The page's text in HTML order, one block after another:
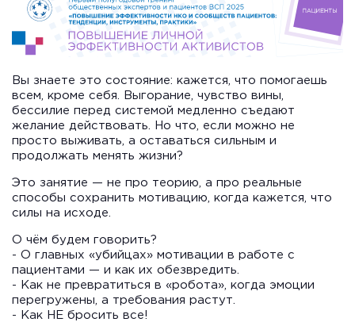
Вы знаете это состояние: кажется, что помогаешь
всем, кроме себя. Выгорание, чувство вины,
бессилие перед системой медленно съедают
желание действовать. Но что, если можно не
просто выживать, а оставаться сильным и
продолжать менять жизни?
Это занятие — не про теорию, а про реальные
способы сохранить мотивацию, когда кажется, что
силы на исходе.
О чём будем говорить?
- О главных «убийцах» мотивации в работе с
пациентами — и как их обезвредить.
- Как не превратиться в «робота», когда эмоции
перегружены, а требования растут.
- Как НЕ бросить все!